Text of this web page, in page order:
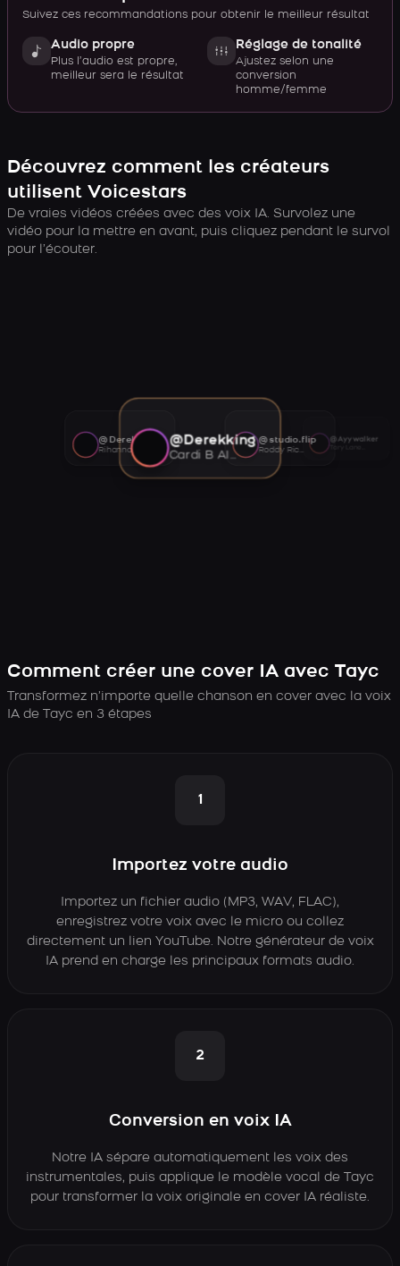
Suivez ces recommandations pour obtenir le meilleur résultat
Audio propre
Plus l’audio est propre,
meilleur sera le résultat
Réglage de tonalité
Ajustez selon une
conversion
homme/femme
Découvrez comment les créateurs
utilisent Voicestars
De vraies vidéos créées avec des voix IA. Survolez une
vidéo pour la mettre en avant, puis cliquez pendant le survol
pour l’écouter.
@Derekking
Cardi B AI voice
@studio.flip
Roddy Ricch AI voice
@Ayywalker
@Derekking
Rihanna AI voice
Comment créer une cover IA avec Tayc
Transformez n’importe quelle chanson en cover avec la voix
IA de Tayc en 3 étapes
1
Importez votre audio
Importez un fichier audio (MP3, WAV, FLAC),
enregistrez votre voix avec le micro ou collez
directement un lien YouTube. Notre générateur de voix
IA prend en charge les principaux formats audio.
2
Conversion en voix IA
Notre IA sépare automatiquement les voix des
instrumentales, puis applique le modèle vocal de Tayc
pour transformer la voix originale en cover IA réaliste.